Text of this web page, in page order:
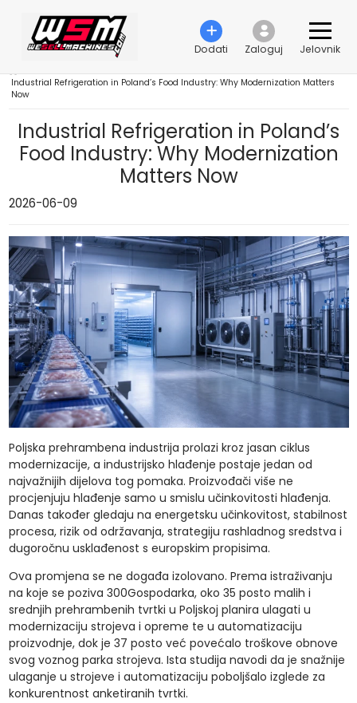
Dodati Zaloguj Jelovnik
Industrial Refrigeration in Poland’s Food Industry: Why Modernization Matters
Now
Industrial Refrigeration in Poland’s
Food Industry: Why Modernization
Matters Now
2026-06-09
Poljska prehrambena industrija prolazi kroz jasan ciklus
modernizacije, a industrijsko hlađenje postaje jedan od
najvažnijih dijelova tog pomaka. Proizvođači više ne
procjenjuju hlađenje samo u smislu učinkovitosti hlađenja.
Danas također gledaju na energetsku učinkovitost, stabilnost
procesa, rizik od održavanja, strategiju rashladnog sredstva i
dugoročnu usklađenost s europskim propisima.
Ova promjena se ne događa izolovano. Prema istraživanju
na koje se poziva 300Gospodarka, oko 35 posto malih i
srednjih prehrambenih tvrtki u Poljskoj planira ulagati u
modernizaciju strojeva i opreme te u automatizaciju
proizvodnje, dok je 37 posto već povećalo troškove obnove
svog voznog parka strojeva. Ista studija navodi da je snažnije
ulaganje u strojeve i automatizaciju poboljšalo izglede za
konkurentnost anketiranih tvrtki.